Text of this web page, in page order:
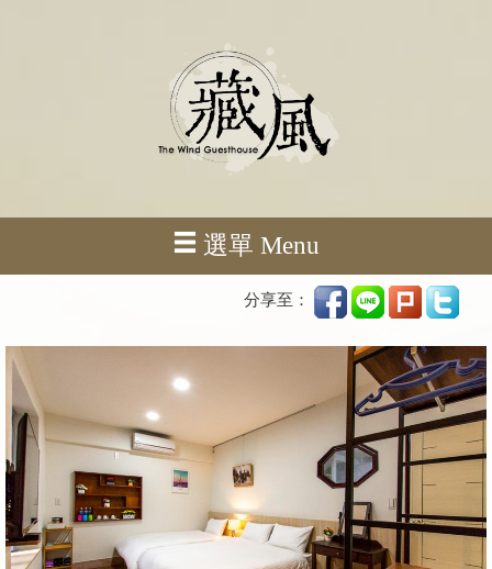
選單 Menu
分享至：